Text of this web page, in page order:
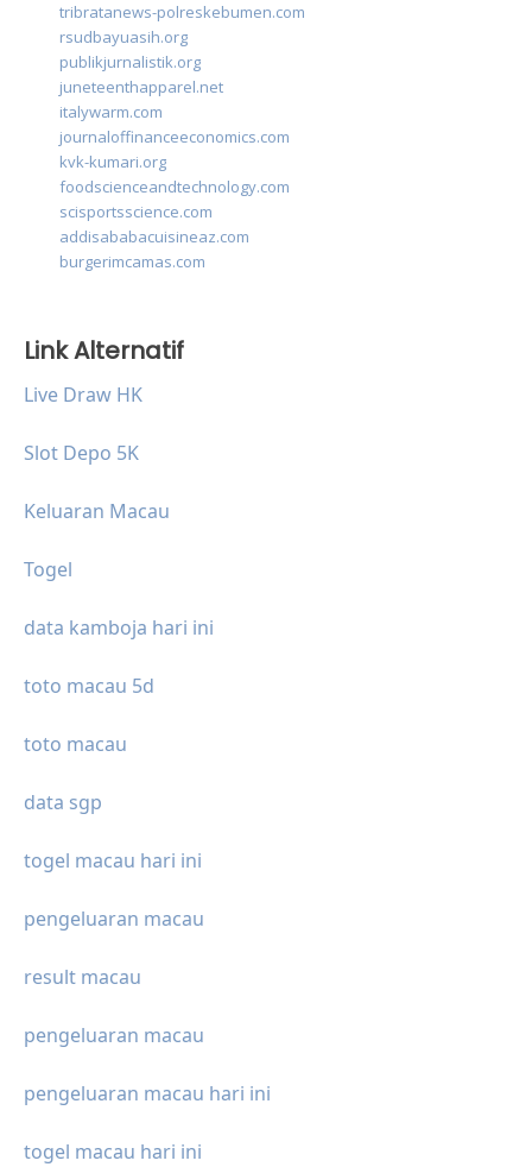
tribratanews-polreskebumen.com
rsudbayuasih.org
publikjurnalistik.org
juneteenthapparel.net
italywarm.com
journaloffinanceeconomics.com
kvk-kumari.org
foodscienceandtechnology.com
scisportsscience.com
addisababacuisineaz.com
burgerimcamas.com
Link Alternatif
Live Draw HK
Slot Depo 5K
Keluaran Macau
Togel
data kamboja hari ini
toto macau 5d
toto macau
data sgp
togel macau hari ini
pengeluaran macau
result macau
pengeluaran macau
pengeluaran macau hari ini
togel macau hari ini